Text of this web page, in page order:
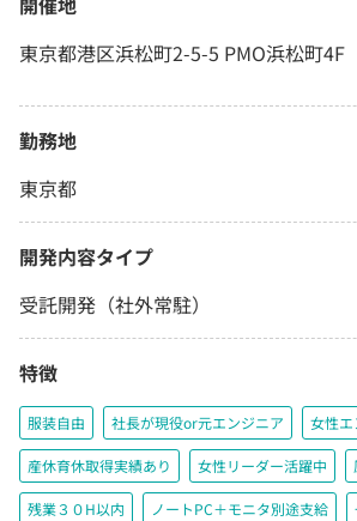
東京都港区浜松町2-5-5 PMO浜松町4F
勤務地
東京都
開発内容タイプ
受託開発（社外常駐）
特徴
服装自由 社長が現役or元エンジニア 女性
産休育休取得実績あり 女性リーダー活躍中
残業３０H以内 ノートPC＋モニタ別途支給